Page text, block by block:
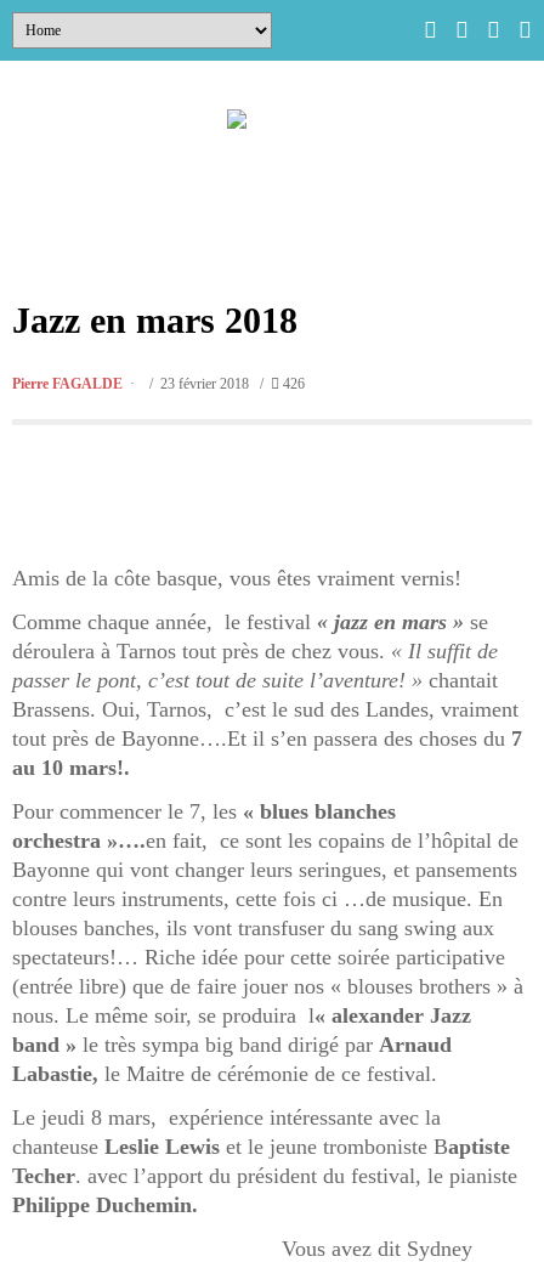
Jazz en mars 2018
Pierre FAGALDE / 23 février 2018 / 426
Amis de la côte basque, vous êtes vraiment vernis!
Comme chaque année, le festival « jazz en mars » se
déroulera à Tarnos tout près de chez vous. « Il suffit de
passer le pont, c’est tout de suite l’aventure! » chantait
Brassens. Oui, Tarnos, c’est le sud des Landes, vraiment
tout près de Bayonne….Et il s’en passera des choses du 7
au 10 mars!.
Pour commencer le 7, les « blues blanches
orchestra »….en fait, ce sont les copains de l’hôpital de
Bayonne qui vont changer leurs seringues, et pansements
contre leurs instruments, cette fois ci …de musique. En
blouses banches, ils vont transfuser du sang swing aux
spectateurs!… Riche idée pour cette soirée participative
(entrée libre) que de faire jouer nos « blouses brothers » à
nous. Le même soir, se produira l« alexander Jazz
band » le très sympa big band dirigé par Arnaud
Labastie, le Maitre de cérémonie de ce festival.
Le jeudi 8 mars, expérience intéressante avec la
chanteuse Leslie Lewis et le jeune tromboniste Baptiste
Techer. avec l’apport du président du festival, le pianiste
Philippe Duchemin.
Vous avez dit Sydney